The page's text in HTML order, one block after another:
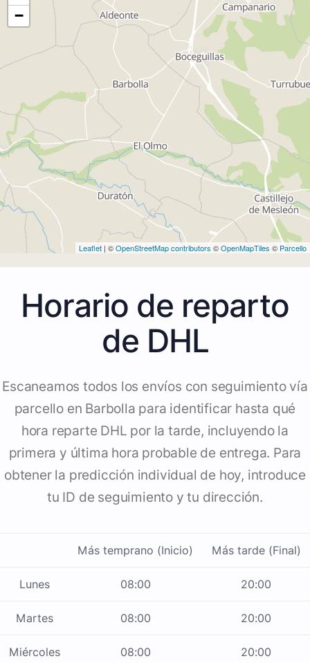
−
Leaflet | ©OpenStreetMap contributors ©OpenMapTiles © Parcello
Horario de reparto
de DHL
Escaneamos todos los envíos con seguimiento vía
parcello en Barbolla para identificar hasta qué
hora reparte DHL por la tarde, incluyendo la
primera y última hora probable de entrega. Para
obtener la predicción individual de hoy, introduce
tu ID de seguimiento y tu dirección.
Más temprano (Inicio) Más tarde (Final)
Lunes 08:00 20:00
Martes 08:00 20:00
Miércoles 08:00 20:00